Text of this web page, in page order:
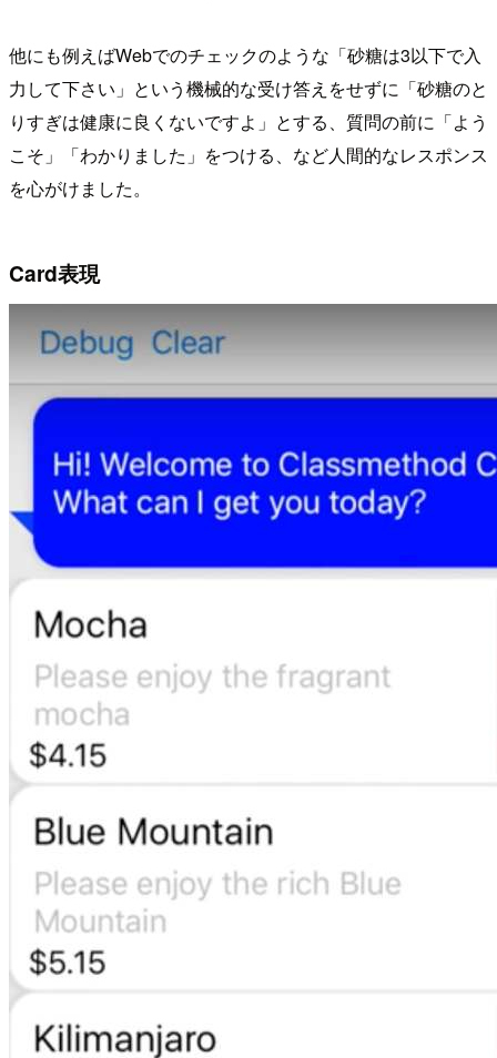
他にも例えばWebでのチェックのような「砂糖は3以下で入
力して下さい」という機械的な受け答えをせずに「砂糖のと
りすぎは健康に良くないですよ」とする、質問の前に「よう
こそ」「わかりました」をつける、など人間的なレスポンス
を心がけました。
Card表現